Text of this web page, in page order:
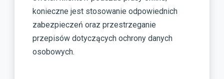
konieczne jest stosowanie odpowiednich
zabezpieczeń oraz przestrzeganie
przepisów dotyczących ochrony danych
osobowych.